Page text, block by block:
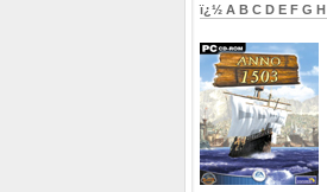
ï¿½ A B C D E F G H